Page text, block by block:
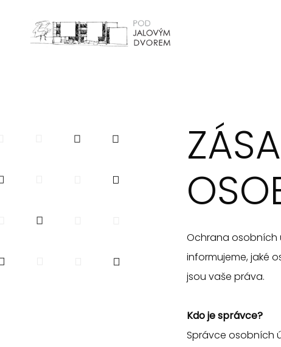
POD JALOVÝM DVOREM
Ochrana osobních
informujeme, jaké
jsou vaše práva.
Kdo je správce?
Správce osobních